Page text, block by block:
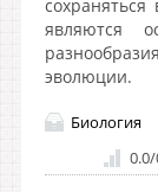
являются
эволюции.
Биология
0.0/